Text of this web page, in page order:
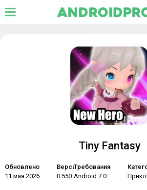
Tiny Fantasy
Обновлено
11 мая 2026
Версия
0.550
Требования
Android 7.0